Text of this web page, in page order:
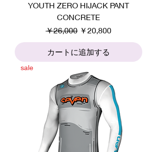
YOUTH ZERO HIJACK PANT
CONCRETE
通常価格
￥26,000 セール価格
￥20,800
カートに追加する
sale